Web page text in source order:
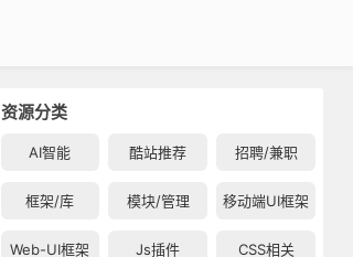
资源分类
AI智能 酷站推荐 招聘/兼职
框架/库 模块/管理 移动端UI框架
Web-UI框架 Js插件 CSS相关